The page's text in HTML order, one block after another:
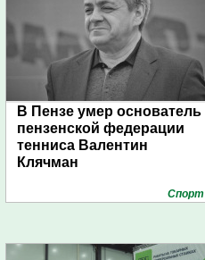
В Пензе умер основатель
пензенской федерации
тенниса Валентин
Клячман
Спорт